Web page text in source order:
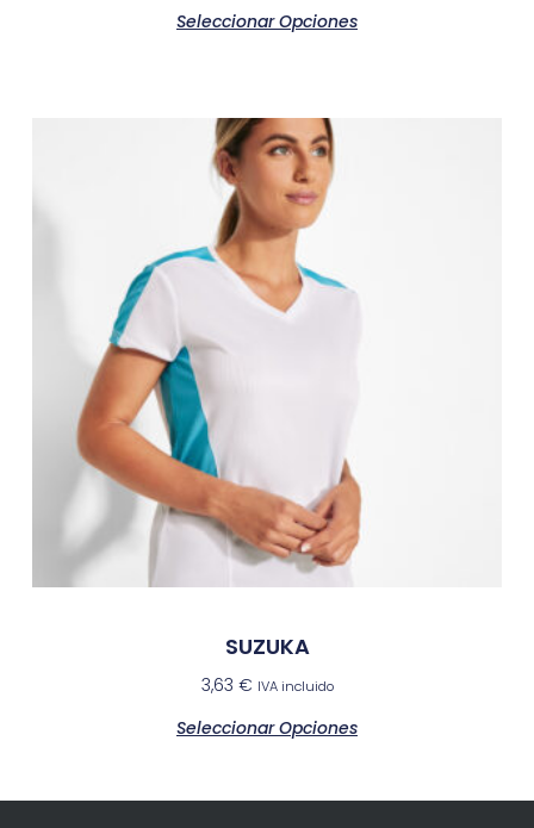
Seleccionar Opciones
SUZUKA
3,63 € IVA incluido
Seleccionar Opciones